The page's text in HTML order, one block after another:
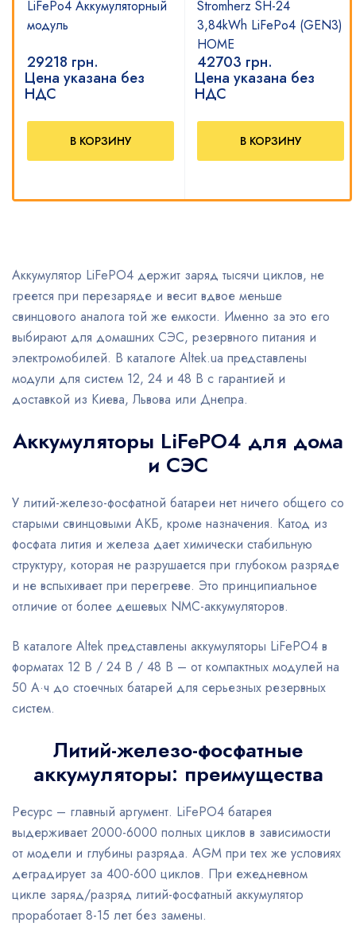
Аккумулятор LiFePO4 держит заряд тысячи циклов, не
греется при перезаряде и весит вдвое меньше
свинцового аналога той же емкости. Именно за это его
выбирают для домашних СЭС, резервного питания и
электромобилей. В каталоге Altek.ua представлены
модули для систем 12, 24 и 48 В с гарантией и
доставкой из Киева, Львова или Днепра.
Аккумуляторы LiFePO4 для дома
и СЭС
У литий-железо-фосфатной батареи нет ничего общего со
старыми свинцовыми АКБ, кроме назначения. Катод из
фосфата лития и железа дает химически стабильную
структуру, которая не разрушается при глубоком разряде
и не вспыхивает при перегреве. Это принципиальное
отличие от более дешевых NMC-аккумуляторов.
В каталоге Altek представлены аккумуляторы LiFePO4 в
форматах 12 В / 24 В / 48 В – от компактных модулей на
50 А·ч до стоечных батарей для серьезных резервных
систем.
Литий-железо-фосфатные
аккумуляторы: преимущества
Ресурс – главный аргумент. LiFePO4 батарея
выдерживает 2000-6000 полных циклов в зависимости
от модели и глубины разряда. AGM при тех же условиях
деградирует за 400-600 циклов. При ежедневном
цикле заряд/разряд литий-фосфатный аккумулятор
проработает 8-15 лет без замены.
LiFePo4 Аккумуляторный
модуль
29218 грн.
Цена указана без
НДС
В КОРЗИНУ
Stromherz SH-24
3,84kWh LiFePo4 (GEN3)
HOME
42703 грн.
Цена указана без
НДС
В КОРЗИНУ